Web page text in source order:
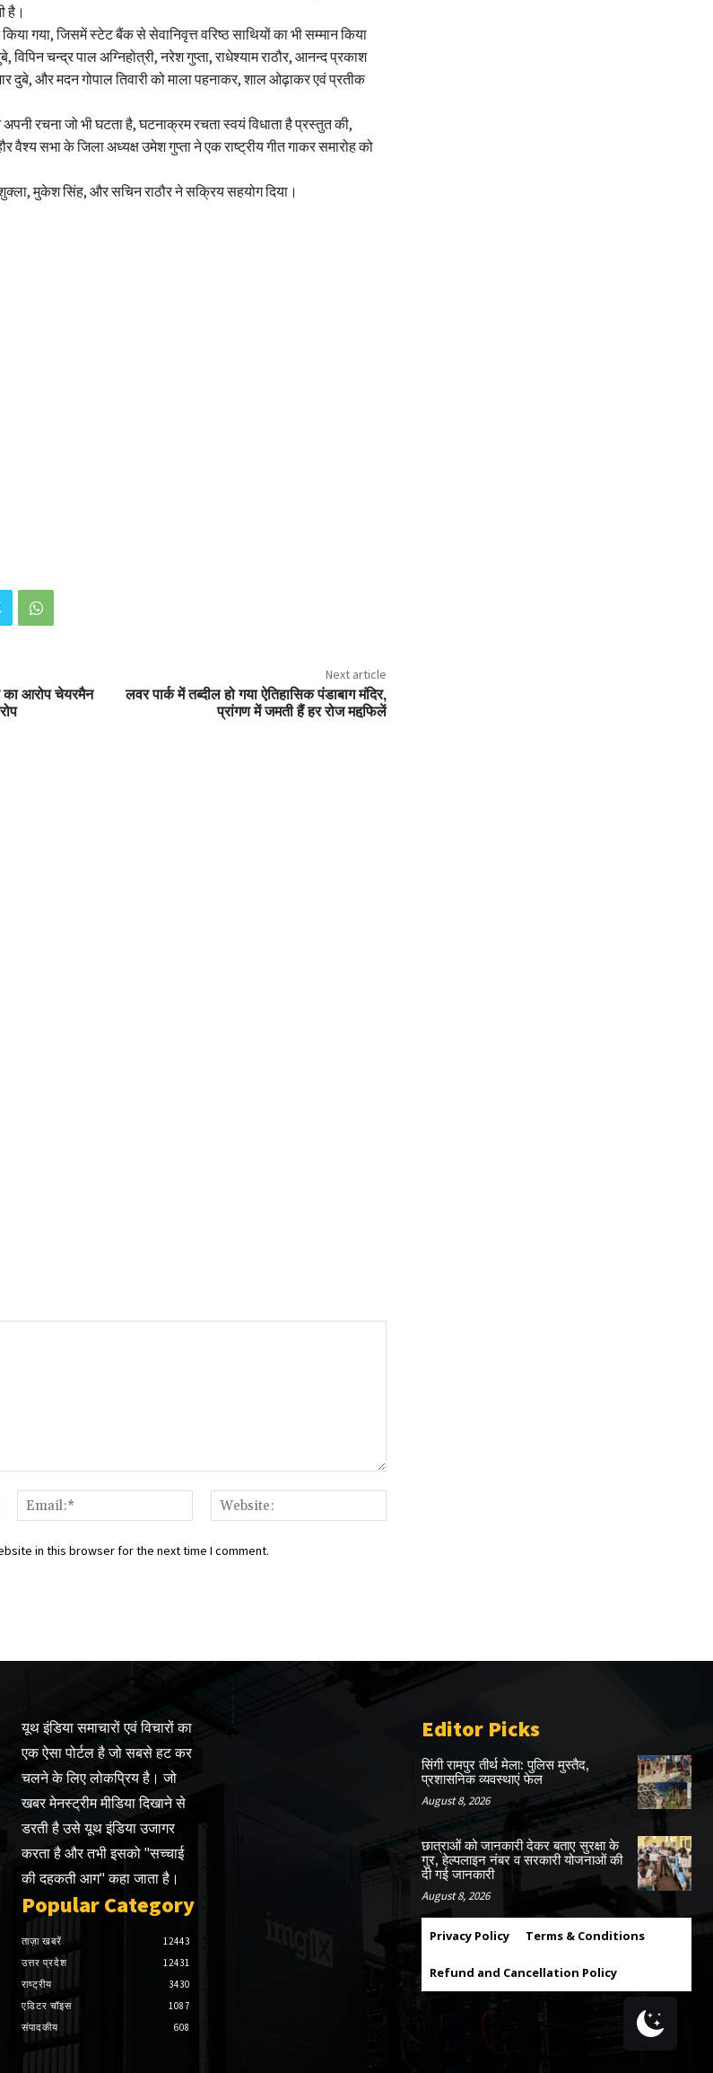
है।
गया, जिसमें स्टेट बैंक से सेवानिवृत्त वरिष्ठ साथियों का भी सम्मान किया
चन्द्र पाल अग्निहोत्री, नरेश गुप्ता, राधेश्याम राठौर, आनन्द प्रकाश
दुबे, और मदन गोपाल तिवारी को माला पहनाकर, शाल ओढ़ाकर एवं प्रतीक
रचना जो भी घटता है, घटनाक्रम रचता स्वयं विधाता है प्रस्तुत की,
वैश्य सभा के जिला अध्यक्ष उमेश गुप्ता ने एक राष्ट्रीय गीत गाकर समारोह को
मुकेश सिंह, और सचिन राठौर ने सक्रिय सहयोग दिया।
का आरोप चेयरमैन
Next article
लवर पार्क में तब्दील हो गया ऐतिहासिक पंडाबाग मंदिर,
प्रांगण में जमती हैं हर रोज महफि़लें
Name:*
Email:*
in this browser for the next time I comment.
यूथ इंडिया समाचारों एवं विचारों का
एक ऐसा पोर्टल है जो सबसे हट कर
चलने के लिए लोकप्रिय है। जो
खबर मेनस्ट्रीम मीडिया दिखाने से
डरती है उसे यूथ इंडिया उजागर
करता है और तभी इसको "सच्चाई
की दहकती आग" कहा जाता है।
Popular Category
ताज़ा खबरें
12443
उत्तर प्रदेश
12431
राष्ट्रीय
3430
एडिटर चॉइस
1087
संपादकीय
608
Editor Picks
सिंगी रामपुर तीर्थ मेला: पुलिस मुस्तैद,
प्रशासनिक व्यवस्थाएं फेल
August 8, 2026
छात्राओं को जानकारी देकर बताए सुरक्षा के
गुर, हेल्पलाइन नंबर व सरकारी योजनाओं की
दी गई जानकारी
August 8, 2026
Privacy Policy Terms & Conditions
Refund and Cancellation Policy